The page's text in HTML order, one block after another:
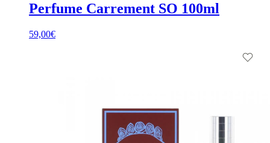
Perfume Carrement SO 100ml
59,00€